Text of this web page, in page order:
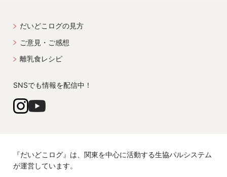
だいどこログの見方
ご意見・ご感想
離乳食レシピ
SNSでも情報を配信中！
『だいどこログ』は、関東を中心に活動する生協パルシステム
が運営しています。